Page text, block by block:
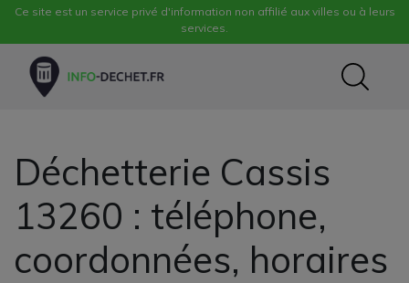
Ce site est un service privé d'information non affilié aux villes ou à leurs
services.
Déchetterie Cassis
13260 : téléphone,
coordonnées, horaires